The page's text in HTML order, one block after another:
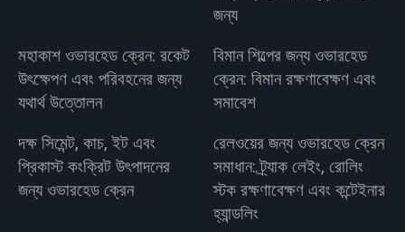
জন্য
মহাকাশ ওভারহেড ক্রেন: রকেট
উৎক্ষেপণ এবং পরিবহনের জন্য
যথার্থ উত্তোলন
বিমান শিল্পের জন্য ওভারহেড
ক্রেন: বিমান রক্ষণাবেক্ষণ এবং
সমাবেশ
দক্ষ সিমেন্ট, কাচ, ইট এবং
প্রিকাস্ট কংক্রিট উৎপাদনের
জন্য ওভারহেড ক্রেন
রেলওয়ের জন্য ওভারহেড ক্রেন
সমাধান: ট্র্যাক লেইং, রোলিং
স্টক রক্ষণাবেক্ষণ এবং কন্টেইনার
হ্যান্ডলিং